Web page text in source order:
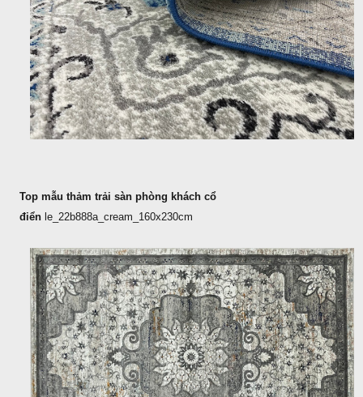
Top mẫu thảm trải sàn phòng khách cổ
điển le_22b888a_cream_160x230cm